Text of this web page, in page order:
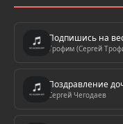
Подпишись на
Трофим (Сергей
Поздравление
Сергей Чегодаев